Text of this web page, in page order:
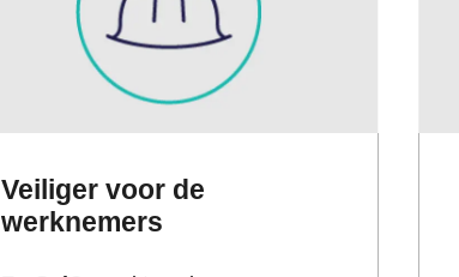
Veiliger voor de
werknemers